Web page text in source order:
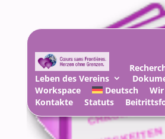
Leben des Vereins
Workspace
Deutsch
Kontakte
Statuts